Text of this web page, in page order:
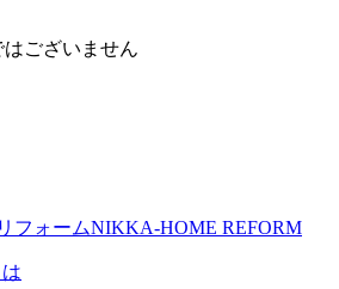
ございません
フォームNIKKA-HOME REFORM